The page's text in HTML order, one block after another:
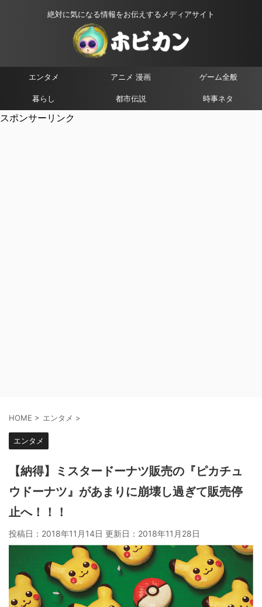
絶対に気になる情報をお伝えするメディアサイト
エンタメ アニメ 漫画 ゲーム全般
暮らし 都市伝説 時事ネタ
スポンサーリンク
HOME > エンタメ >
エンタメ
【納得】ミスタードーナツ販売の『ピカチュ
ウドーナツ』があまりに崩壊し過ぎて販売停
止へ！！！
投稿日：2018年11月14日 更新日： 2018年11月28日